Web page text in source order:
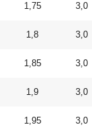
1,75 3,0
1,8 3,0
1,85 3,0
1,9 3,0
1,95 3,0